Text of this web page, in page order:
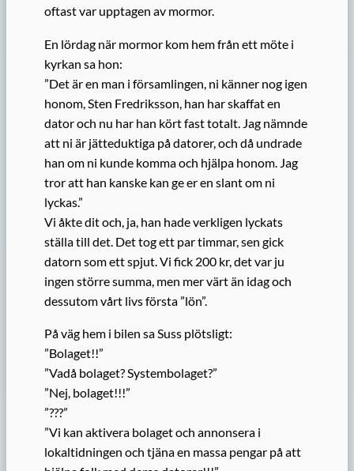
oftast var upptagen av mormor.
En lördag när mormor kom hem från ett möte i
kyrkan sa hon:
”Det är en man i församlingen, ni känner nog igen
honom, Sten Fredriksson, han har skaffat en
dator och nu har han kört fast totalt. Jag nämnde
att ni är jätteduktiga på datorer, och då undrade
han om ni kunde komma och hjälpa honom. Jag
tror att han kanske kan ge er en slant om ni
lyckas.”
Vi åkte dit och, ja, han hade verkligen lyckats
ställa till det. Det tog ett par timmar, sen gick
datorn som ett spjut. Vi fick 200 kr, det var ju
ingen större summa, men mer värt än idag och
dessutom vårt livs första ”lön”.
På väg hem i bilen sa Suss plötsligt:
”Bolaget!!”
”Vadå bolaget? Systembolaget?”
”Nej, bolaget!!!”
”???”
”Vi kan aktivera bolaget och annonsera i
lokaltidningen och tjäna en massa pengar på att